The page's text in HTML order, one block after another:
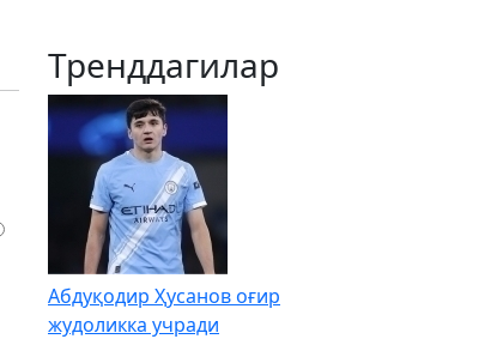
Тренддагилар
Абдуқодир Ҳусанов оғир
жудоликка учради